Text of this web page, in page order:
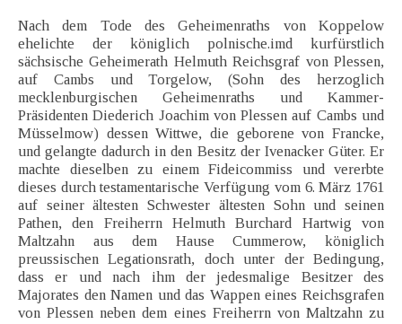
Nach dem Tode des Geheimenraths von Koppelow
ehelichte der königlich polnische.imd kurfürstlich
sächsische Geheimerath Helmuth Reichsgraf von Plessen,
auf Cambs und Torgelow, (Sohn des herzoglich
mecklenburgischen Geheimenraths und Kammer-
Präsidenten Diederich Joachim von Plessen auf Cambs und
Müsselmow) dessen Wittwe, die geborene von Francke,
und gelangte dadurch in den Besitz der Ivenacker Güter. Er
machte dieselben zu einem Fideicommiss und vererbte
dieses durch testamentarische Verfügung vom 6. März 1761
auf seiner ältesten Schwester ältesten Sohn und seinen
Pathen, den Freiherrn Helmuth Burchard Hartwig von
Maltzahn aus dem Hause Cummerow, königlich
preussischen Legationsrath, doch unter der Bedingung,
dass er und nach ihm der jedesmalige Besitzer des
Majorates den Namen und das Wappen eines Reichsgrafen
von Plessen neben dem eines Freiherrn von Maltzahn zu